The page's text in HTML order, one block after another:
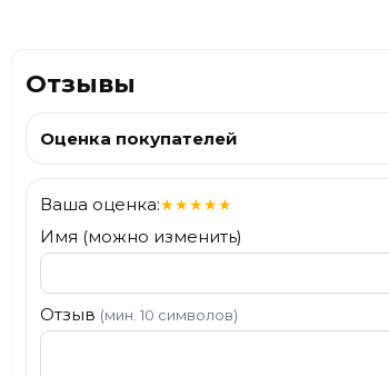
Отзывы
Оценка покупателей
Ваша оценка:★★★★★
Имя (можно изменить)
Отзыв (мин. 10 символов)